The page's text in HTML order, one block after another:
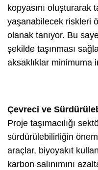
kopyasını oluşturarak
yaşanabilecek riskleri
olanak tanıyor. Bu
şekilde taşınması
aksaklıklar minimuma
Çevreci ve
Proje taşımacılığı
sürdürülebilirliğin
araçlar, biyoyakıt
karbon salınımını